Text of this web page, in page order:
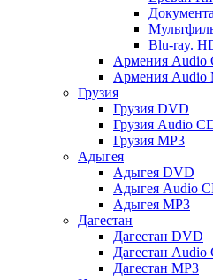
Blu-ray.
Армения Audio
Армения Audio
Грузия
Грузия DVD
Грузия Audio
Грузия MP3
Адыгея
Адыгея DVD
Адыгея Audio
Адыгея MP3
Дагестан
Дагестан DVD
Дагестан Audio
Дагестан MP3